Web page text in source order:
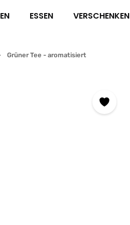
ESSEN VERSCHENKEN
Grüner Tee - aromatisiert